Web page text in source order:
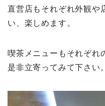
直営店もそれぞれ外観や
い、楽しめます。
喫茶メニューもそれぞれ
是非立寄ってみて下さい。